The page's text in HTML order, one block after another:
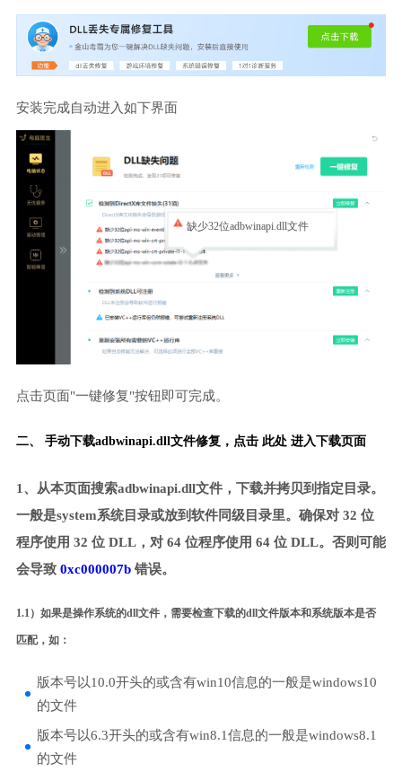
安装完成自动进入如下界面
缺少32位adbwinapi.dll文件
点击页面"一键修复"按钮即可完成。
二、 手动下载adbwinapi.dll文件修复， 点击 此处 进入下载页面
1、从本页面搜索adbwinapi.dll文件，下载并拷贝到指定目录。
一般是system系统目录或放到软件同级目录里。确保对 32 位
程序使用 32 位 DLL，对 64 位程序使用 64 位 DLL。否则可能
会导致 0xc000007b错误。
1.1）如果是操作系统的dll文件，需要检查下载的dll文件版本和系统版本是否
匹配，如：
版本号以10.0开头的或含有win10信息的一般是windows10
的文件
版本号以6.3开头的或含有win8.1信息的一般是windows8.1
的文件